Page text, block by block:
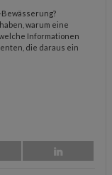
warum eine
Informationen
die daraus ein